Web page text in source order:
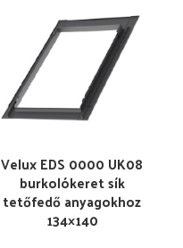
Velux EDS 0000 UK08
burkolókeret sík
tetőfedő anyagokhoz
134×140